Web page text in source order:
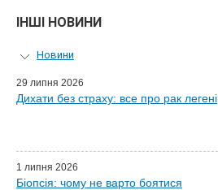
ІНШІ НОВИНИ
Новини
Персональний гід
Майстер-класи для лікарів
Партнери LISOD
29 липня 2026
Дихати без страху: все про рак легені
1 липня 2026
Біопсія: чому не варто боятися